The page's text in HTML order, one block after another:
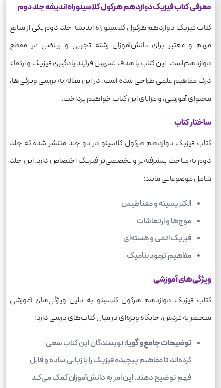
معرفی کتاب فیزیک دوازدهم هرکول کلاسینو راه اندیشه جلد دوم
کتاب فیزیک دوازدهم هرکول کلاسینو راه اندیشه جلد دوم یکی از منابع
مهم و معتبر برای دانش‌آموزان رشته تجربی و ریاضی در مقطع
دوازدهم است. این کتاب با هدف تسهیل فرآیند یادگیری فیزیک و ارتقاء
درک مفاهیم علمی طراحی شده است. در این مقاله به بررسی ویژگی‌ها،
محتوای آموزشی، و مزایای این کتاب خواهیم پرداخت.
ساختار کتاب
کتاب فیزیک دوازدهم هرکول کلاسینو در دو جلد منتشر شده که جلد
دوم به مباحث پیشرفته‌تر و تخصصی‌تر فیزیک اختصاص دارد. این جلد
شامل موضوعاتی مانند:
الکتریسیته و مغناطیس
موج‌ها و ارتعاشات
فیزیک اتمی و هسته‌ای
مفاهیم ترمودینامیک
ویژگی‌های آموزشی
کتاب فیزیک دوازدهم هرکول کلاسینو به دلیل ویژگی‌های آموزشی
منحصر به فردش، جایگاه ویژه‌ای در میان کتاب‌های درسی دارد:
توضیحات جامع و گویا:نویسندگان این کتاب سعی
کرده‌اند تا مفاهیم پیچیده فیزیک را با زبانی ساده و قابل
فهم توضیح دهند. این امر به دانش‌آموزان کمک می‌کند